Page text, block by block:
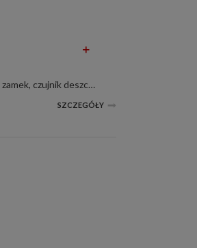
2494 ccm, niebieski metalik, na gwarancji, serwisowany, c. zamek, czujnik deszczu, el. reg. lusterka, wspom. kier., &lt;b&gt;Witam Państwa&lt;\/b&gt; &lt;b&gt;EUROPEJSKA WERSJA !!! NIE USA !!!&lt;\/b&gt; Do sprzedania posiadamy sprowadzonego &lt;b&g...
SZCZEGÓŁY